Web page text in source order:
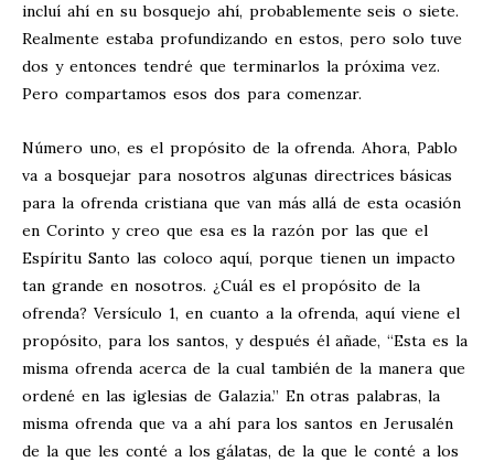
incluí ahí en su bosquejo ahí, probablemente seis o siete.
Realmente estaba profundizando en estos, pero solo tuve
dos y entonces tendré que terminarlos la próxima vez.
Pero compartamos esos dos para comenzar.
Número uno, es el propósito de la ofrenda. Ahora, Pablo
va a bosquejar para nosotros algunas directrices básicas
para la ofrenda cristiana que van más allá de esta ocasión
en Corinto y creo que esa es la razón por las que el
Espíritu Santo las coloco aquí, porque tienen un impacto
tan grande en nosotros. ¿Cuál es el propósito de la
ofrenda? Versículo 1, en cuanto a la ofrenda, aquí viene el
propósito, para los santos, y después él añade, “Esta es la
misma ofrenda acerca de la cual también de la manera que
ordené en las iglesias de Galazia.” En otras palabras, la
misma ofrenda que va a ahí para los santos en Jerusalén
de la que les conté a los gálatas, de la que le conté a los